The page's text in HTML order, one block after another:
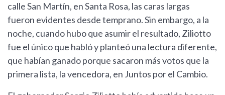
calle San Martín, en Santa Rosa, las caras largas
fueron evidentes desde temprano. Sin embargo, a la
noche, cuando hubo que asumir el resultado, Ziliotto
fue el único que habló y planteó una lectura diferente,
que habían ganado porque sacaron más votos que la
primera lista, la vencedora, en Juntos por el Cambio.